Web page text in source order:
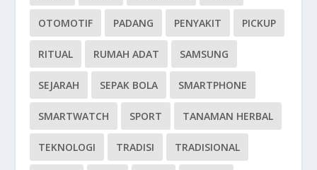
OTOMOTIF PADANG PENYAKIT PICKUP
RITUAL RUMAH ADAT SAMSUNG
SEJARAH SEPAK BOLA SMARTPHONE
SMARTWATCH SPORT TANAMAN HERBAL
TEKNOLOGI TRADISI TRADISIONAL